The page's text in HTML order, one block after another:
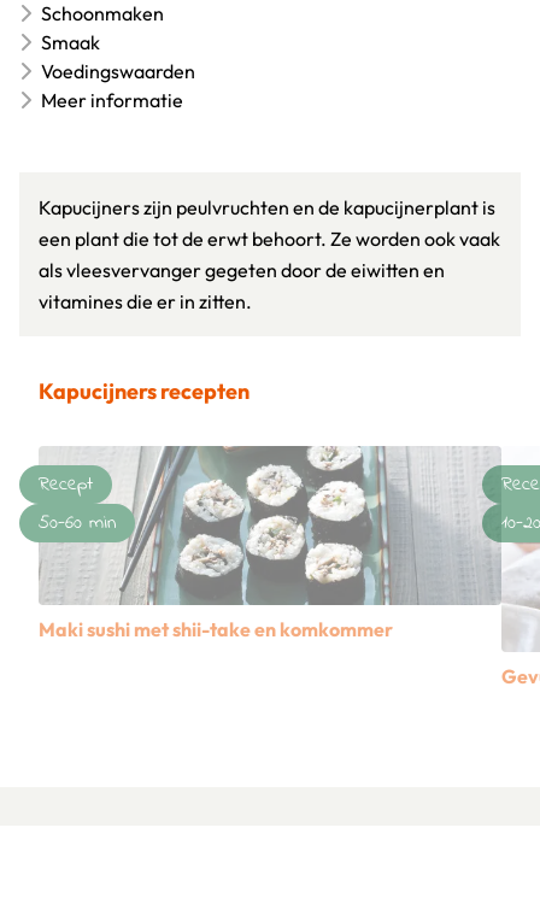
Schoonmaken
Smaak
Voedingswaarden
Meer informatie
Kapucijners zijn peulvruchten en de kapucijnerplant is
een plant die tot de erwt behoort. Ze worden ook vaak
als vleesvervanger gegeten door de eiwitten en
vitamines die er in zitten.
Kapucijners recepten
Maki sushi met shii-take en komkommer
Recept
50-60 min
Lees meer over Maki sushi met shii-take en komkommer
10-